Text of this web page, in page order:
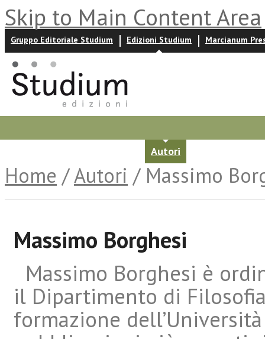
Skip to Main Content Area
Gruppo Editoriale Studium Edizioni Studium Marcianum
Autori
Home /Autori / Massimo
Massimo Borghesi
Massimo Borghesi è
il Dipartimento di
formazione